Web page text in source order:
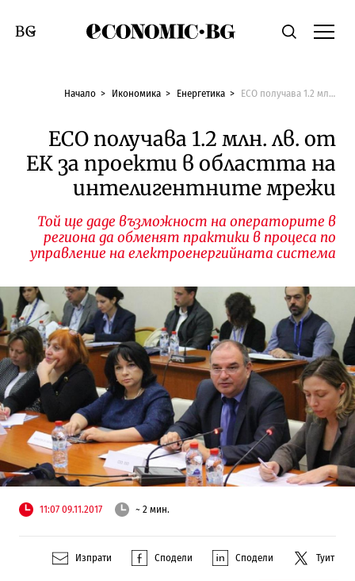
Economic.bgТърсене
Смяна на език
Начало Икономика Енергетика ЕСО получава 1.2 млн. лв. от ЕК за проекти в областта на интелигентните мрежи
ЕСО получава 1.2 млн. лв. от
ЕК за проекти в областта на
интелигентните мрежи
Той ще даде възможност на операторите в
региона да обменят практики в процеса по
управление на електроенергийната система
11:07 09.11.2017 ~ 2 мин.
Изпрати Сподели Сподели Туит